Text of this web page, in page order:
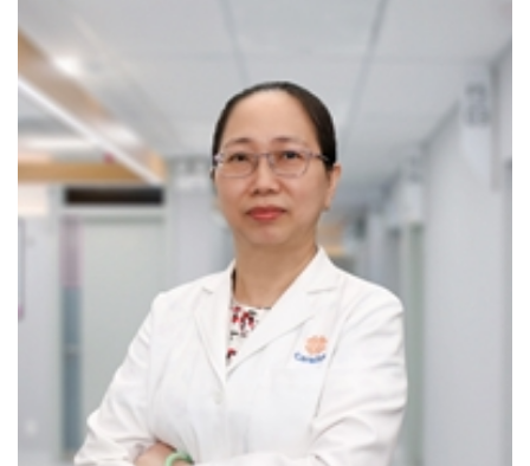
CÁC GÓI TẦM SOÁT SỨC KHỎE HÔ HẤP
Chuyên khoa Hô hấp là một trong những thế mạnh của
CarePlus, bên cạnh khám - điều trị các bệnh hô hấp, khoa
còn triển khai gói khám tầm soát chuyên biệt, giúp phát
hiện sớm và điều trị hiệu quả các bệnh tiến triển âm thầm.
Gói tầm soát Ung thư Phổi:Phát hiện sớm ung thư phổi
– Giúp tăng cơ hội điều trị hiệu quả ngay từ giai đoạn đầu.
Gói tầm soát & chẩn đoán Hen – COPD:Giúp phát hiện
và can thiệp sớm – đây là hai bệnh lý hô hấp phổ biến
nhưng có thể kiểm soát tốt nếu được chẩn đoán kịp thời.
Khi nào bạn nên đi khám Hô hấp?
Ho kéo dài, khó thở, thở khò khè, đau tức ngực